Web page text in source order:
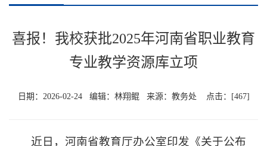
喜报！我校获批2025年河南省职业教育
专业教学资源库立项
日期：2026-02-24 编辑：林翔鲲 来源：教务处 点击：[467]
近日，河南省教育厅办公室印发《关于公布